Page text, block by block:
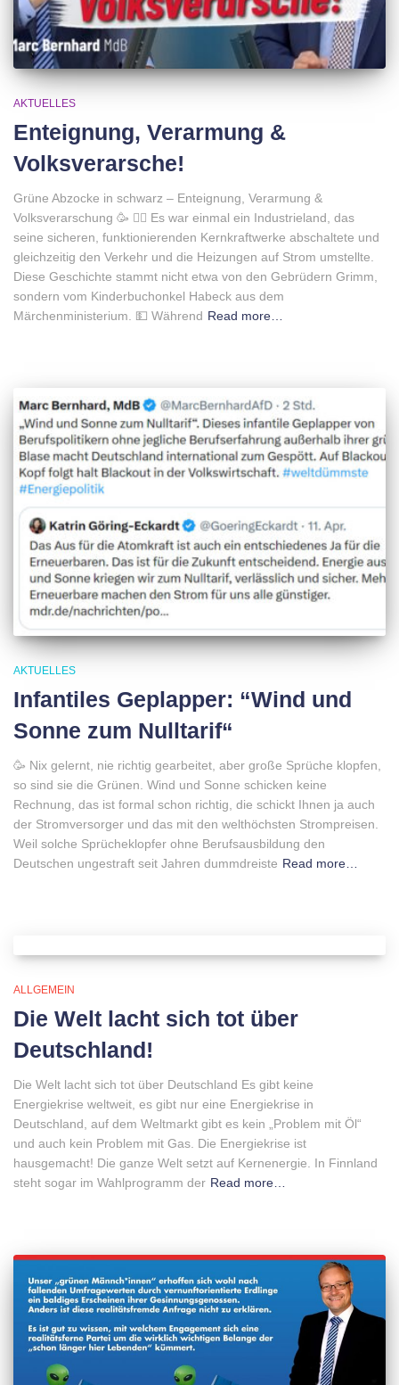
AKTUELLES
Enteignung, Verarmung &
Volksverarsche!
Grüne Abzocke in schwarz – Enteignung, Verarmung &
Volksverarschung 🥳 🧜‍♀️ Es war einmal ein Industrieland, das
seine sicheren, funktionierenden Kernkraftwerke abschaltete und
gleichzeitig den Verkehr und die Heizungen auf Strom umstellte.
Diese Geschichte stammt nicht etwa von den Gebrüdern Grimm,
sondern vom Kinderbuchonkel Habeck aus dem
Märchenministerium. 💵 Während Read more…
AKTUELLES
Infantiles Geplapper: “Wind und
Sonne zum Nulltarif“
🥳 Nix gelernt, nie richtig gearbeitet, aber große Sprüche klopfen,
so sind sie die Grünen. Wind und Sonne schicken keine
Rechnung, das ist formal schon richtig, die schickt Ihnen ja auch
der Stromversorger und das mit den welthöchsten Strompreisen.
Weil solche Sprücheklopfer ohne Berufsausbildung den
Deutschen ungestraft seit Jahren dummdreiste Read more…
ALLGEMEIN
Die Welt lacht sich tot über
Deutschland!
Die Welt lacht sich tot über Deutschland Es gibt keine
Energiekrise weltweit, es gibt nur eine Energiekrise in
Deutschland, auf dem Weltmarkt gibt es kein „Problem mit Öl“
und auch kein Problem mit Gas. Die Energiekrise ist
hausgemacht! Die ganze Welt setzt auf Kernenergie. In Finnland
steht sogar im Wahlprogramm der Read more…